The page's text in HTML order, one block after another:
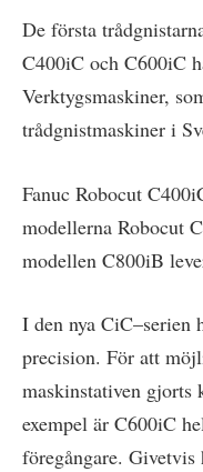
De första
C400iC och C600iC
Verktygsmaskiner,
trådgnistmaskiner i
Fanuc Robocut
modellerna Robocut
modellen C800iB
I den nya CiC–serien
precision. För att
maskinstativen
exempel är C600iC
föregångare. Givetvis